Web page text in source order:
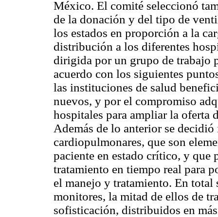
México. El comité seleccionó
de la donación y del tipo de
los estados en proporción a la
distribución a los diferentes
dirigida por un grupo de trabajo
acuerdo con los siguientes
las instituciones de salud
nuevos, y por el compromiso
hospitales para ampliar la oferta
Además de lo anterior se
cardiopulmonares, que son
paciente en estado crítico, y
tratamiento en tiempo real para
el manejo y tratamiento. En
monitores, la mitad de ellos de
sofisticación, distribuidos en